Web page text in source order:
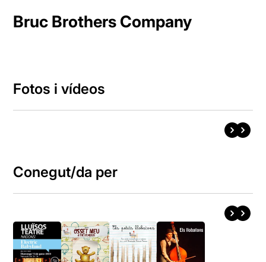
Bruc Brothers Company
Fotos i vídeos
Conegut/da per